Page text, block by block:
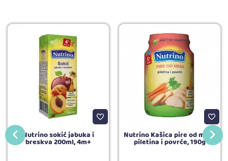
Nutrino sokić jabuka i
breskva 200ml, 4m+
Nutrino Kašica pire od mesa
piletina i povrće, 190g